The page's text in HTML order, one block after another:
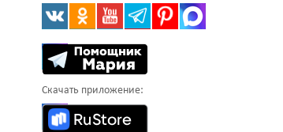
Скачать приложение: